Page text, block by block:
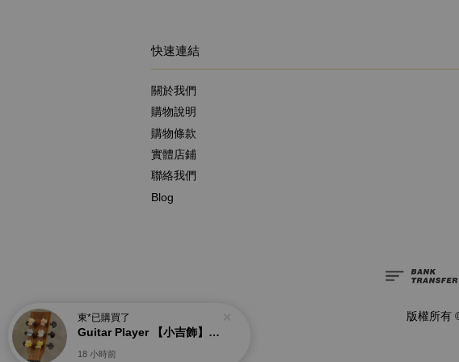
快速連結
關於我們
購物說明
購物條款
實體店鋪
聯絡我們
Blog
版權所有
東*已購買了
Guitar Player 【小吉飾】弦鈕裝飾配件 貓貓系列 Guitar Tuning Peg Trinkets
18 小時前